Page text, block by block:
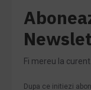
Fi mereu la
Dupa ce initiezi